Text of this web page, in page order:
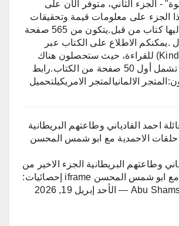
- الجزء الثاني، متوفر الآن على
الجزء على معلومات قيمة وتحقيقات
نادرة لم يسبقه إليها كتاب من قبل.يتكون من 565 صفحة
.​يمكنكم الاطلاع على الكتاب عبر
تطبيق كيندل (Kindle) للقراءة، حيث ستحصلون هناك
على نبذة مجانية تشمل أول 50 صفحة من الكتاب.​رابط
الالمانيالمتجر الامريكيلتحميل
احمد القادياني وطاعتهم البريطانية
حلقات الاحمدية مع ابو شمس المحسن
وطاعتهم البريطانية الجزء الاخير من
حلقات الاحمدية مع ابو شمس المحسن iframe إحصائيات:
مرسل بواسطة Abu Shams — الأحد إبريل 19, 2026